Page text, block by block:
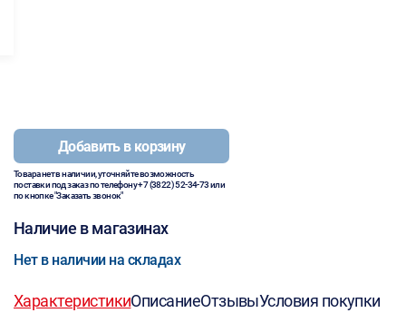
Добавить в корзину
Товара нет в наличии, уточняйте возможность
поставки под заказ по телефону+7 (3822) 52-34-73или
по кнопке "Заказать звонок"
Наличие в магазинах
Нет в наличии на складах
ХарактеристикиОписаниеОтзывыУсловия покупки